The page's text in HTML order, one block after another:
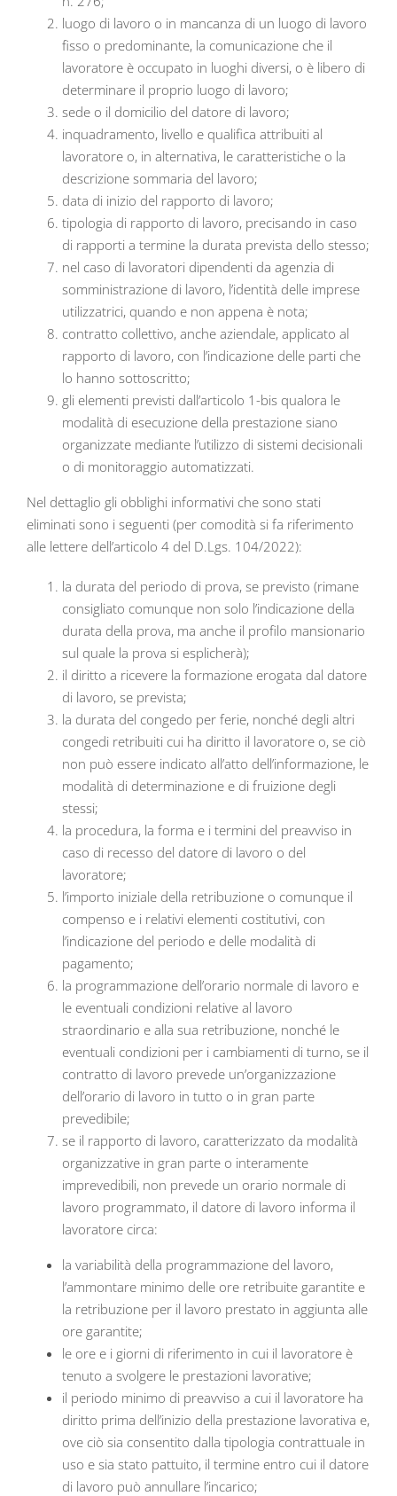
luogo di lavoro o in mancanza di un luogo di lavoro
fisso o predominante, la comunicazione che il
lavoratore è occupato in luoghi diversi, o è libero di
determinare il proprio luogo di lavoro;
sede o il domicilio del datore di lavoro;
inquadramento, livello e qualifica attribuiti al
lavoratore o, in alternativa, le caratteristiche o la
descrizione sommaria del lavoro;
data di inizio del rapporto di lavoro;
tipologia di rapporto di lavoro, precisando in caso
di rapporti a termine la durata prevista dello stesso;
nel caso di lavoratori dipendenti da agenzia di
somministrazione di lavoro, l’identità delle imprese
utilizzatrici, quando e non appena è nota;
contratto collettivo, anche aziendale, applicato al
rapporto di lavoro, con l’indicazione delle parti che
lo hanno sottoscritto;
gli elementi previsti dall’articolo 1-bis qualora le
modalità di esecuzione della prestazione siano
organizzate mediante l’utilizzo di sistemi decisionali
o di monitoraggio automatizzati.
Nel dettaglio gli obblighi informativi che sono stati
eliminati sono i seguenti (per comodità si fa riferimento
alle lettere dell’articolo 4 del D.Lgs. 104/2022):
la durata del periodo di prova, se previsto (rimane
consigliato comunque non solo l’indicazione della
durata della prova, ma anche il profilo mansionario
sul quale la prova si esplicherà);
il diritto a ricevere la formazione erogata dal datore
di lavoro, se prevista;
la durata del congedo per ferie, nonché degli altri
congedi retribuiti cui ha diritto il lavoratore o, se ciò
non può essere indicato all’atto dell’informazione, le
modalità di determinazione e di fruizione degli
stessi;
la procedura, la forma e i termini del preavviso in
caso di recesso del datore di lavoro o del
lavoratore;
l’importo iniziale della retribuzione o comunque il
compenso e i relativi elementi costitutivi, con
l’indicazione del periodo e delle modalità di
pagamento;
la programmazione dell’orario normale di lavoro e
le eventuali condizioni relative al lavoro
straordinario e alla sua retribuzione, nonché le
eventuali condizioni per i cambiamenti di turno, se il
contratto di lavoro prevede un’organizzazione
dell’orario di lavoro in tutto o in gran parte
prevedibile;
se il rapporto di lavoro, caratterizzato da modalità
organizzative in gran parte o interamente
imprevedibili, non prevede un orario normale di
lavoro programmato, il datore di lavoro informa il
lavoratore circa:
la variabilità della programmazione del lavoro,
l’ammontare minimo delle ore retribuite garantite e
la retribuzione per il lavoro prestato in aggiunta alle
ore garantite;
le ore e i giorni di riferimento in cui il lavoratore è
tenuto a svolgere le prestazioni lavorative;
il periodo minimo di preavviso a cui il lavoratore ha
diritto prima dell’inizio della prestazione lavorativa e,
ove ciò sia consentito dalla tipologia contrattuale in
uso e sia stato pattuito, il termine entro cui il datore
di lavoro può annullare l’incarico;